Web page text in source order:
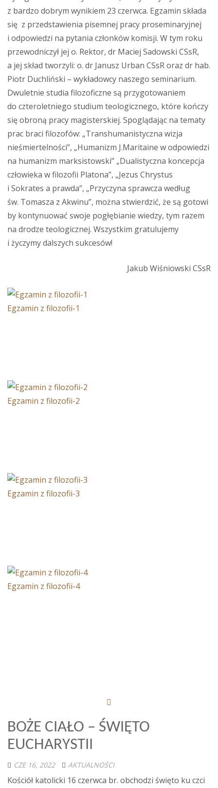
z bardzo dobrym wynikiem 23 czerwca. Egzamin składa
się z przedstawienia pisemnej pracy proseminaryjnej
i odpowiedzi na pytania członków komisji. W tym roku
przewodniczył jej o. Rektor, dr Maciej Sadowski CSsR,
a jej skład tworzyli: o. dr Janusz Urban CSsR oraz dr hab.
Piotr Duchliński – wykładowcy naszego seminarium.
Dwuletnie studia filozoficzne są przygotowaniem
do czteroletniego studium teologicznego, które kończy
się obroną pracy magisterskiej. Spoglądając na tematy
prac braci filozofów: „Transhumanistyczna wizja
nieśmiertelności”, „Humanizm J.Maritaine w odpowiedzi
na humanizm marksistowski” „Dualistyczna koncepcja
człowieka w filozofii Platona”, „Jezus Chrystus
i Sokrates a prawda”, „Przyczyna sprawcza według
św. Tomasza z Akwinu”, można stwierdzić, że są gotowi
by kontynuować swoje pogłębianie wiedzy, tym razem
na drodze teologicznej. Wszystkim gratulujemy
i życzymy dalszych sukcesów!
Jakub Wiśniowski CSsR
Egzamin z filozofii-1
Egzamin z filozofii-2
Egzamin z filozofii-3
Egzamin z filozofii-4
BOŻE CIAŁO – ŚWIĘTO
EUCHARYSTII
CZE 16, 2022 AKTUALNOŚCI
Kościół katolicki 16 czerwca br. obchodzi święto ku czci